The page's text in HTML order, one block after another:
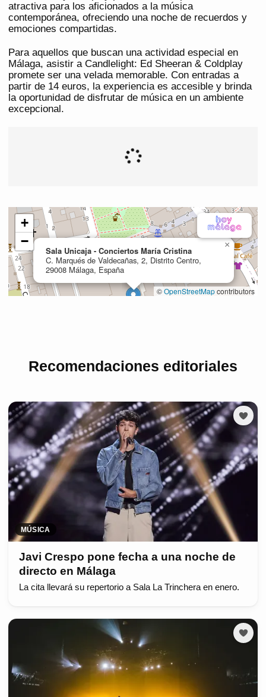
atractiva para los aficionados a la música
contemporánea, ofreciendo una noche de recuerdos y
emociones compartidas.
Para aquellos que buscan una actividad especial en
Málaga, asistir a Candlelight: Ed Sheeran & Coldplay
promete ser una velada memorable. Con entradas a
partir de 14 euros, la experiencia es accesible y brinda
la oportunidad de disfrutar de música en un ambiente
excepcional.
Recomendaciones editoriales
MÚSICA
Javi Crespo pone fecha a una noche de
directo en Málaga
La cita llevará su repertorio a Sala La Trinchera en enero.